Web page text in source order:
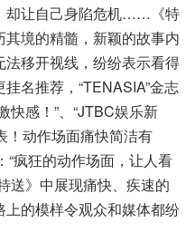
却让自己身陷危机……《特
境的精髓，新颖的故事内
移开视线，纷纷表示看得
名推荐，“TENASIA”金志
快感！”、“JTBC娱乐新
！动作场面痛快简洁有
“疯狂的动作场面，让人看
送》中展现痛快、疾速的
的模样令观众和媒体都纷